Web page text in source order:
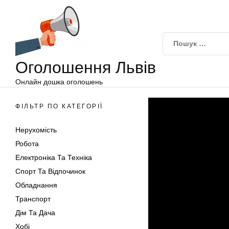
Оголошення Львів
Онлайн дошка оголошень
ФІЛЬТР ПО КАТЕГОРІЇ
Нерухомість
Робота
Електроніка Та Техніка
Спорт Та Відпочинок
Обладнання
Транспорт
Дім Та Дача
Хобі